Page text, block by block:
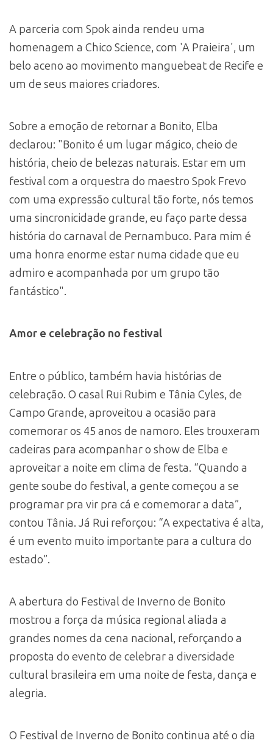
A parceria com Spok ainda rendeu uma
homenagem a Chico Science, com 'A Praieira', um
belo aceno ao movimento manguebeat de Recife e
um de seus maiores criadores.
Sobre a emoção de retornar a Bonito, Elba
declarou: "Bonito é um lugar mágico, cheio de
história, cheio de belezas naturais. Estar em um
festival com a orquestra do maestro Spok Frevo
com uma expressão cultural tão forte, nós temos
uma sincronicidade grande, eu faço parte dessa
história do carnaval de Pernambuco. Para mim é
uma honra enorme estar numa cidade que eu
admiro e acompanhada por um grupo tão
fantástico".
Amor e celebração no festival
Entre o público, também havia histórias de
celebração. O casal Rui Rubim e Tânia Cyles, de
Campo Grande, aproveitou a ocasião para
comemorar os 45 anos de namoro. Eles trouxeram
cadeiras para acompanhar o show de Elba e
aproveitar a noite em clima de festa. “Quando a
gente soube do festival, a gente começou a se
programar pra vir pra cá e comemorar a data”,
contou Tânia. Já Rui reforçou: “A expectativa é alta,
é um evento muito importante para a cultura do
estado”.
A abertura do Festival de Inverno de Bonito
mostrou a força da música regional aliada a
grandes nomes da cena nacional, reforçando a
proposta do evento de celebrar a diversidade
cultural brasileira em uma noite de festa, dança e
alegria.
O Festival de Inverno de Bonito continua até o dia